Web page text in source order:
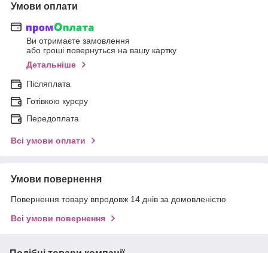
Умови оплати
Ви отримаєте замовлення
або гроші повернуться на вашу картку
Детальніше
Післяплата
Готівкою курєру
Передоплата
Всі умови оплати
Умови повернення
Повернення товару впродовж 14 днів за домовленістю
Всі умови повернення